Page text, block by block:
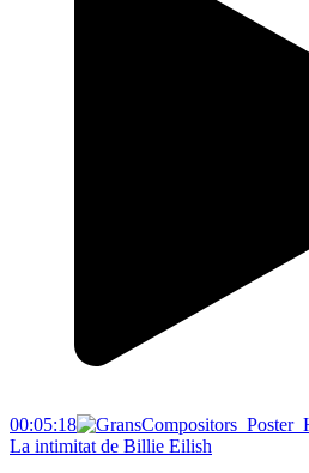
00:05:18
La intimitat de Billie Eilish